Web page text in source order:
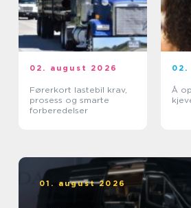
02. august 2026
Førerkort lastebil krav,
prosess og smarte
forberedelser
02.
Å
01. august 2026